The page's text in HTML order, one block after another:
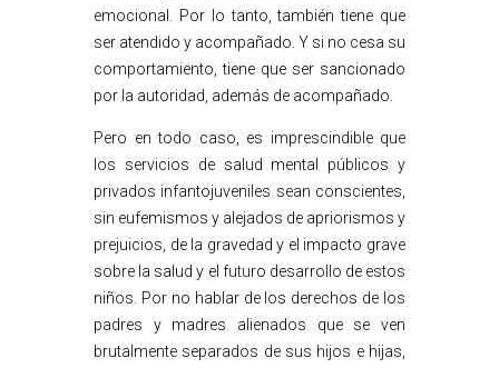
emocional. Por lo tanto, también tiene que
ser atendido y acompañado. Y si no cesa su
comportamiento, tiene que ser sancionado
por la autoridad, además de acompañado.
Pero en todo caso, es imprescindible que
los servicios de salud mental públicos y
privados infantojuveniles sean conscientes,
sin eufemismos y alejados de apriorismos y
prejuicios, de la gravedad y el impacto grave
sobre la salud y el futuro desarrollo de estos
niños. Por no hablar de los derechos de los
padres y madres alienados que se ven
brutalmente separados de sus hijos e hijas,